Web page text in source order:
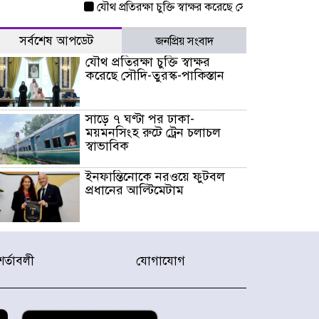
যৌথ প্রতিরক্ষা চুক্তি স্বাক্ষর করেছে সৌদি-তুরস্ক-পাকিস্তান
সর্বশেষ আপডেট জনপ্রিয় সংবাদ
যৌথ প্রতিরক্ষা চুক্তি স্বাক্ষর
করেছে সৌদি-তুরস্ক-পাকিস্তান
সাড়ে ৭ ঘণ্টা পর ঢাকা-
ময়মনসিংহ রুটে ট্রেন চলাচল
স্বাভাবিক
ইনফান্তিনোকে নরওয়ে ফুটবল
প্রধানের আল্টিমেটাম
দেশে ভারি বৃষ্টির সতর্কবার্তা, ১০
৫৩ নং ওয়ার্ডের সড়কে নেমপ্লেট
যোগাযোগ